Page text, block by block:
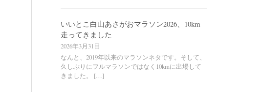
いいとこ白山あさがおマラソン2026、10km
走ってきました
2026年3月31日
なんと、2019年以来のマラソンネタです。そして、
久しぶりにフルマラソンではなく10kmに出場して
きました。 […]